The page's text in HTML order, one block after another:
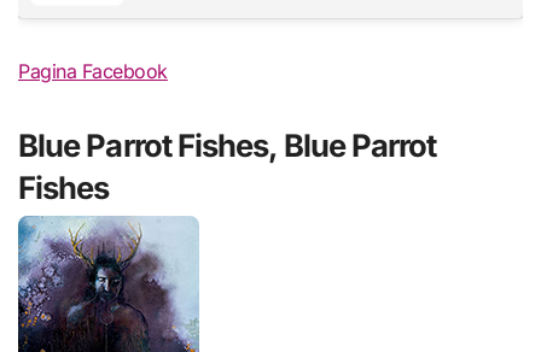
Pagina Facebook
Blue Parrot Fishes, Blue Parrot
Fishes